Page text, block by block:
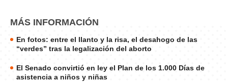
MÁS INFORMACIÓN
En fotos: entre el llanto y la risa, el desahogo de las
“verdes” tras la legalización del aborto
El Senado convirtió en ley el Plan de los 1.000 Días de
asistencia a niños y niñas